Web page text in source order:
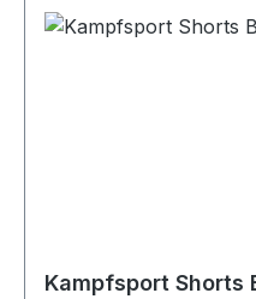
Kampfsport Shorts